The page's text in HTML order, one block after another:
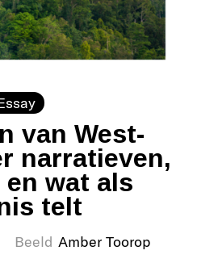
van West-
narratieven,
en wat als
telt
Beeld Amber Toorop